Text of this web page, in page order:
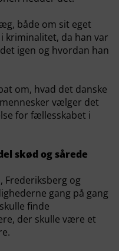
både om sit eget
kriminalitet, da han var
igen og hvordan han
om, hvad det danske
vælger det
for fællesskabet i
skød og sårede
Frederiksberg og
gang på gang
finde
der skulle være et